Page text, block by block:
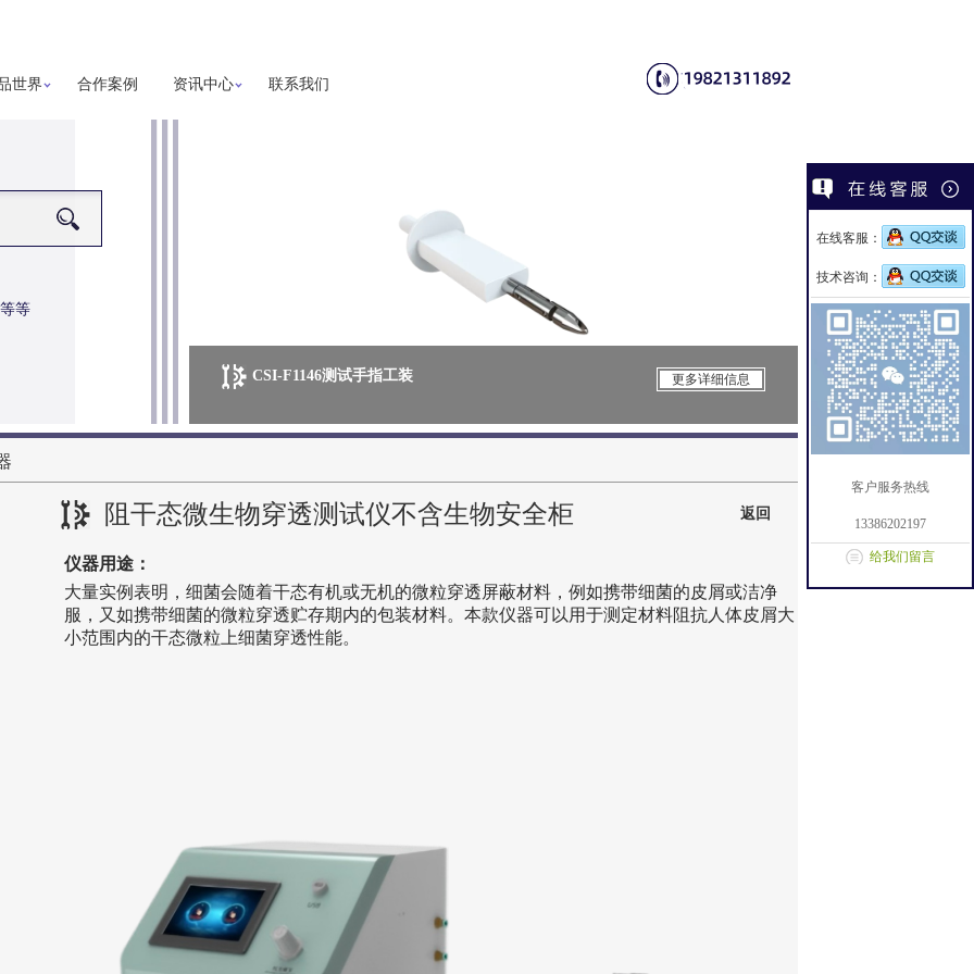
世界 合作案例 资讯中心 联系我们
等
CSI-F1146测试手指工装 更多详细信息 CSI-X029-H5呼
阻干态微生物穿透测试仪不含生物安全柜 返回
仪器用途：
大量实例表明，细菌会随着干态有机或无机的微粒穿透屏蔽材料，例如携带细菌的皮屑或洁净
服，又如携带细菌的微粒穿透贮存期内的包装材料。本款仪器可以用于测定材料阻抗人体皮屑大
小范围内的干态微粒上细菌穿透性能。
在线客服：
技术咨询：
客户服务热线
13386202197
给我们留言